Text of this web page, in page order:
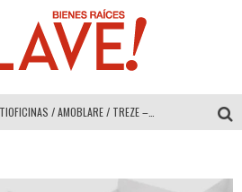
MULTIOFICINAS / AMOBLARE / TREZE – Especial Interiorismo & Decoración 2026
COLINEAL – Especial Interiorismo & Decoración 2026